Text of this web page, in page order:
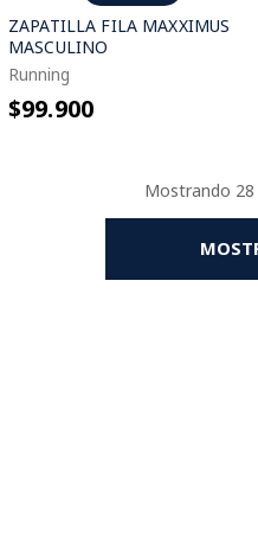
ZAPATILLA FILA MAXXIMUS
MASCULINO
Running
$99.900
Mostrando